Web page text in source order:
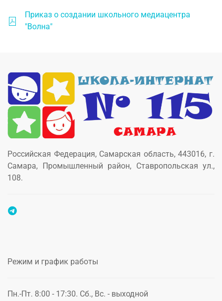
Приказ о создании школьного медиацентра
"Волна"
Российская Федерация, Самарская область, 443016, г.
Самара, Промышленный район, Ставропольская ул.,
108.
Режим и график работы
Пн.-Пт. 8:00 - 17:30. Сб., Вс. - выходной